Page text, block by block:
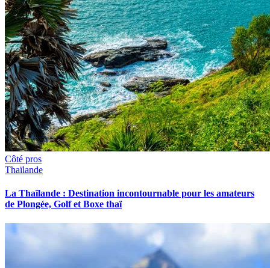
Côté pros
Thaïlande
La Thaïlande : Destination incontournable pour les amateurs
de Plongée, Golf et Boxe thaï